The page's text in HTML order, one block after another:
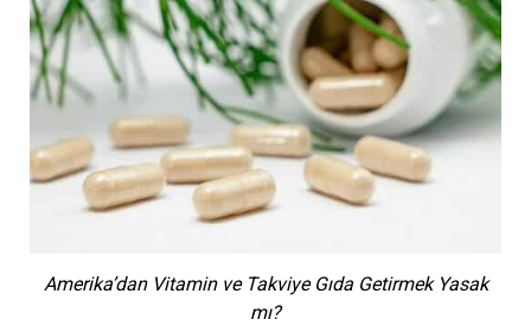
Amerika’dan Vitamin ve Takviye Gıda Getirmek Yasak
mı?